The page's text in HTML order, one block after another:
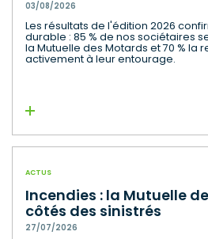
03/08/2026
Les résultats de l'édition 2026
durable : 85 % de nos sociétaires
la Mutuelle des Motards et 70 % la
activement à leur entourage.
Lire la suite
ACTUS
Incendies : la Mutuelle
côtés des sinistrés
27/07/2026